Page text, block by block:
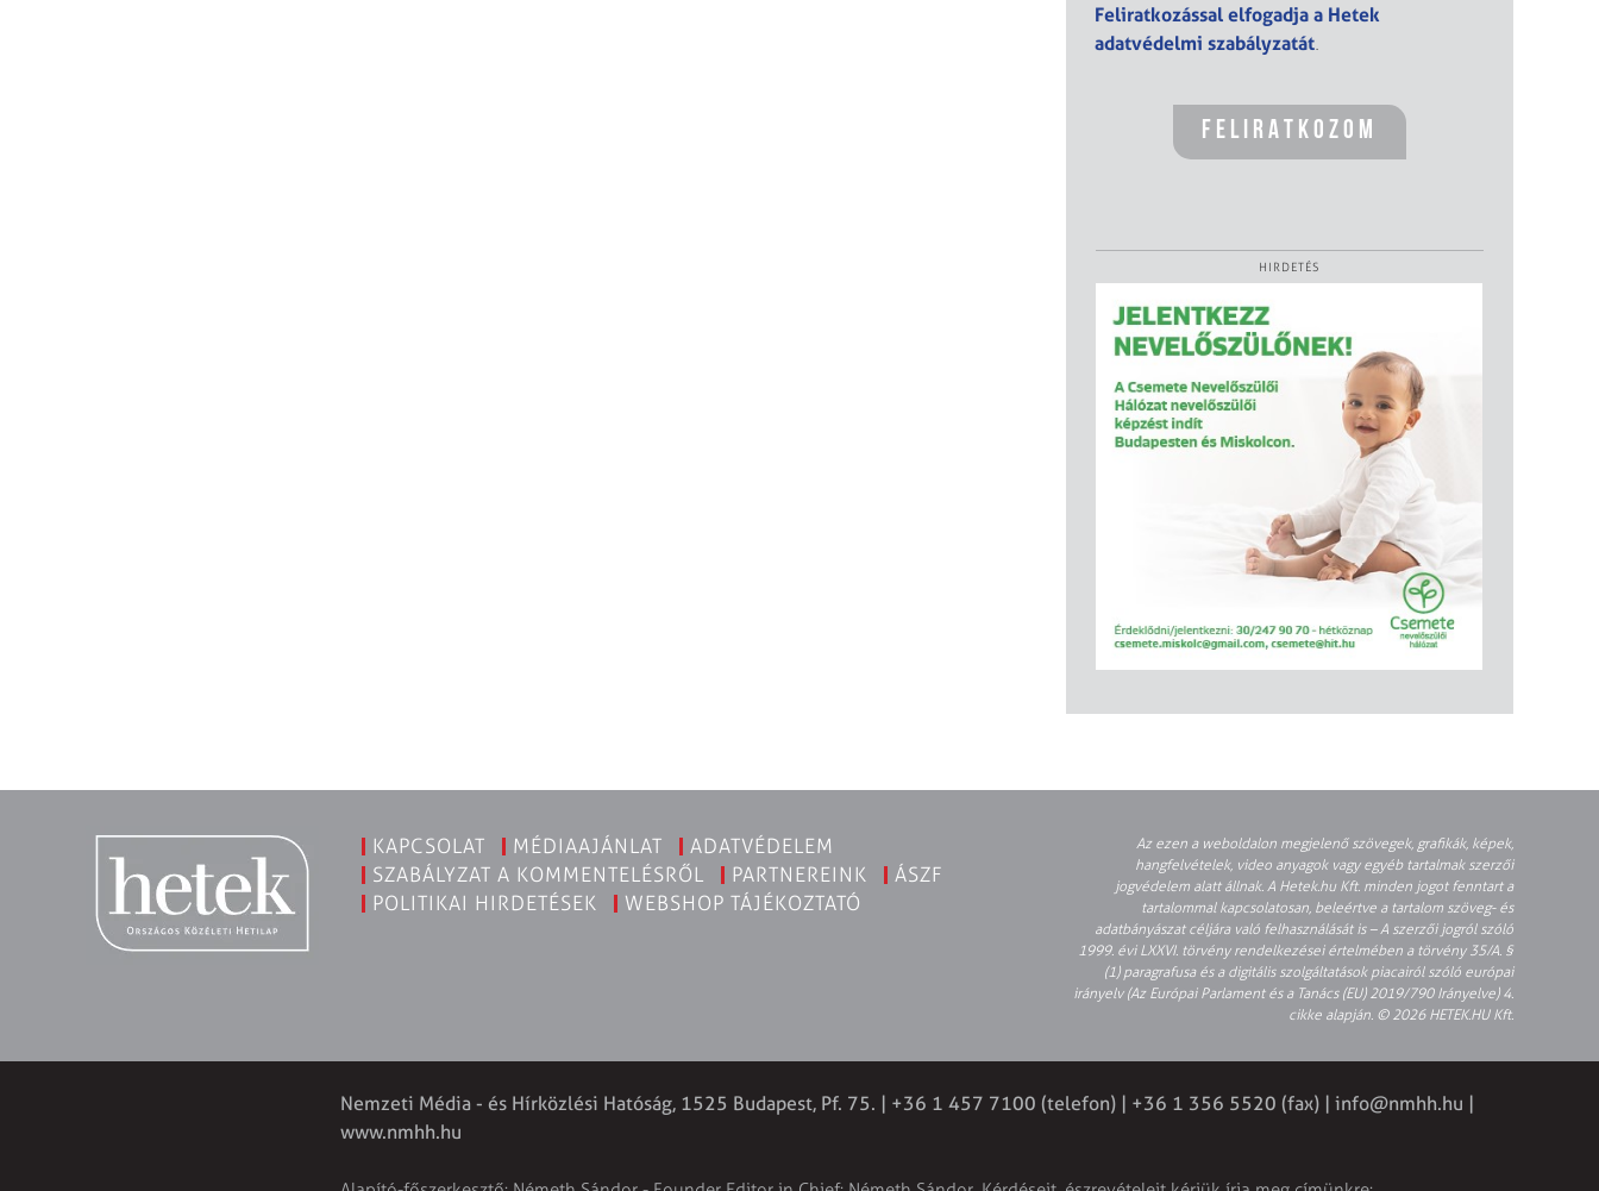
Feliratkozással elfogadja a Hetek
adatvédelmi szabályzatát.
HIRDETÉS
KAPCSOLAT MÉDIAAJÁNLAT
ADATVÉDELEM
SZABÁLYZAT A KOMMENTELÉSRŐL
PARTNEREINK
ÁSZF
POLITIKAI HIRDETÉSEK
WEBSHOP TÁJÉKOZTATÓ
Az ezen a weboldalon megjelenő szövegek, grafikák, képek,
hangfelvételek, video anyagok vagy egyéb tartalmak szerzői
jogvédelem alatt állnak. A Hetek.hu Kft. minden jogot fenntart a
tartalommal kapcsolatosan, beleértve a tartalom szöveg- és
adatbányászat céljára való felhasználását is – A szerzői jogról szóló
1999. évi LXXVI. törvény rendelkezései értelmében a törvény 35/A. §
(1) paragrafusa és a digitális szolgáltatások piacairól szóló európai
irányelv (Az Európai Parlament és a Tanács (EU) 2019/790 Irányelve) 4.
cikke alapján. © 2026 HETEK.HU Kft.
Nemzeti Média - és Hírközlési Hatóság, 1525 Budapest, Pf. 75. | +36 1 457 7100 (telefon) | +36 1 356 5520 (fax) | info@nmhh.hu
www.nmhh.hu